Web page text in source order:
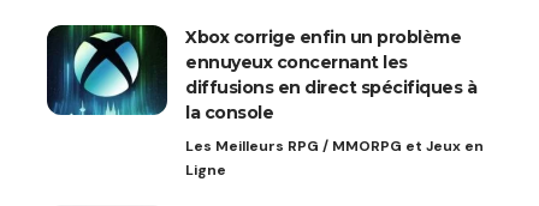
Xbox corrige enfin un problème
ennuyeux concernant les
diffusions en direct spécifiques à
la console
Les Meilleurs RPG / MMORPG et Jeux en
Ligne